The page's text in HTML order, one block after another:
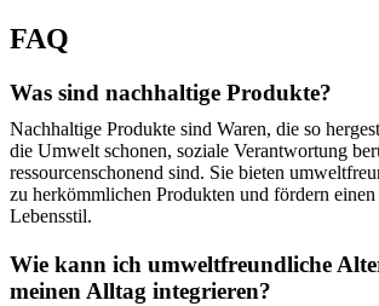
FAQ
Was sind nachhaltige Produkte?
Nachhaltige Produkte sind Waren, die so
die Umwelt schonen, soziale Verantwortung
ressourcenschonend sind. Sie bieten
zu herkömmlichen Produkten und fördern einen
Lebensstil.
Wie kann ich umweltfreundliche
meinen Alltag integrieren?